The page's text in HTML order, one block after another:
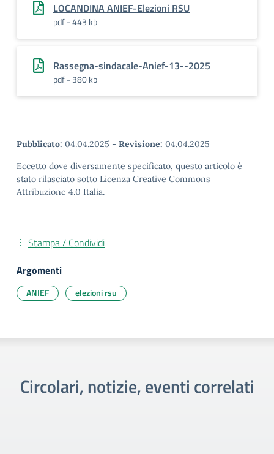
LOCANDINA ANIEF-Elezioni RSU
pdf - 443 kb
Rassegna-sindacale-Anief-13--2025
pdf - 380 kb
Pubblicato: 04.04.2025 - Revisione: 04.04.2025
Eccetto dove diversamente specificato, questo articolo è
stato rilasciato sotto Licenza Creative Commons
Attribuzione 4.0 Italia.
Stampa / Condividi
Argomenti
ANIEF elezioni rsu
Circolari, notizie, eventi correlati